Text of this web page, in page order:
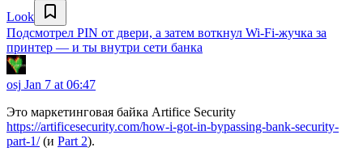
Look
Подсмотрел PIN от двери, а затем воткнул Wi-Fi-жучка за
принтер — и ты внутри сети банка
osj Jan 7 at 06:47
Это маркетинговая байка Artifice Security
https://artificesecurity.com/how-i-got-in-bypassing-bank-security-
part-1/(и Part 2).